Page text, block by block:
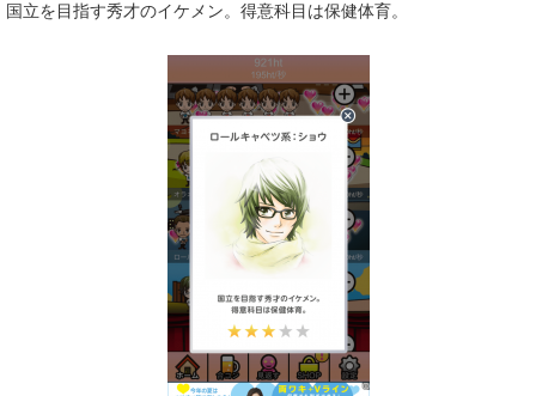
国立を目指す秀才のイケメン。得意科目は保健体育。